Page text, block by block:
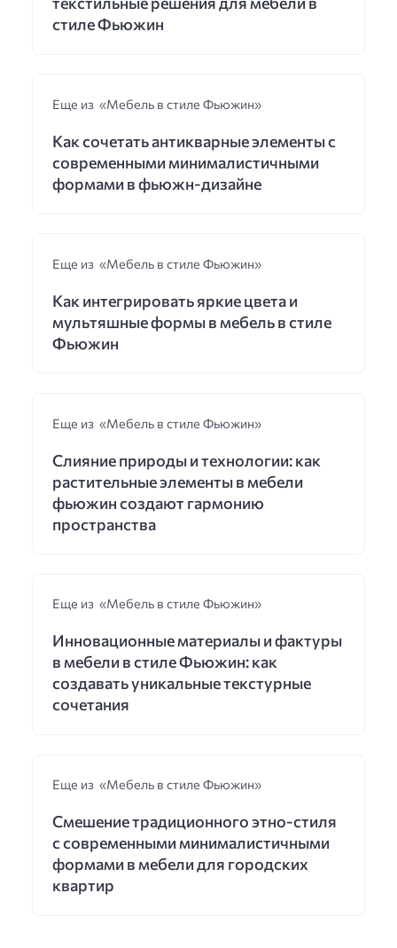
стиле Фьюжин
Еще из «Мебель в стиле Фьюжин»
Как сочетать антикварные элементы с
современными минималистичными
формами в фьюжн-дизайне
Еще из «Мебель в стиле Фьюжин»
Как интегрировать яркие цвета и
мультяшные формы в мебель в стиле
Фьюжин
Еще из «Мебель в стиле Фьюжин»
Слияние природы и технологии: как
растительные элементы в мебели
фьюжин создают гармонию
пространства
Еще из «Мебель в стиле Фьюжин»
Инновационные материалы и фактуры
в мебели в стиле Фьюжин: как
создавать уникальные текстурные
сочетания
Еще из «Мебель в стиле Фьюжин»
Смешение традиционного этно-стиля
с современными минималистичными
формами в мебели для городских
квартир